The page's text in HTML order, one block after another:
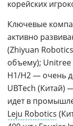
корейских
Ключевые
активно
(Zhiyuan
объему); Unitree
H1/H2 — очень
UBTech (Китай)
идет в
Leju Robotics